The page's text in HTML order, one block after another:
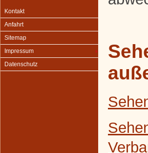
Kontakt
Anfahrt
Sitemap
Impressum
Datenschutz